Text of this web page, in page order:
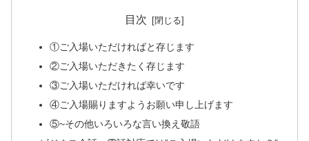
目次
①ご入場いただければと存じます
②ご入場いただきたく存じます
③ご入場いただければ幸いです
④ご入場賜りますようお願い申し上げます
⑤~その他いろいろな言い換え敬語